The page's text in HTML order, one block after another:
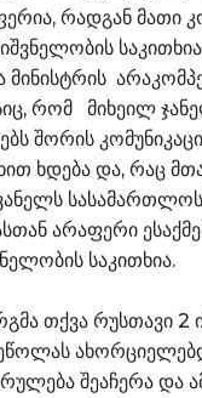
რადგან მათი
მინისტრის
რომ მიხეილ
შორის
ხდება და, რაც
სასამართლოს
არაფერი
საკითხია.
თქვა რუსთავი 2
შეაჩერა და